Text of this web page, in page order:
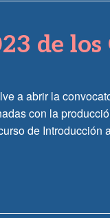
de
a abrir la
con la
de